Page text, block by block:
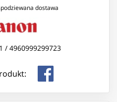
dostawa
/ 4960999299723